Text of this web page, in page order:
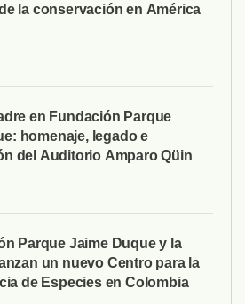
la conservación en América
en Fundación Parque
homenaje, legado e
del Auditorio Amparo Qüin
Parque Jaime Duque y la
un nuevo Centro para la
de Especies en Colombia